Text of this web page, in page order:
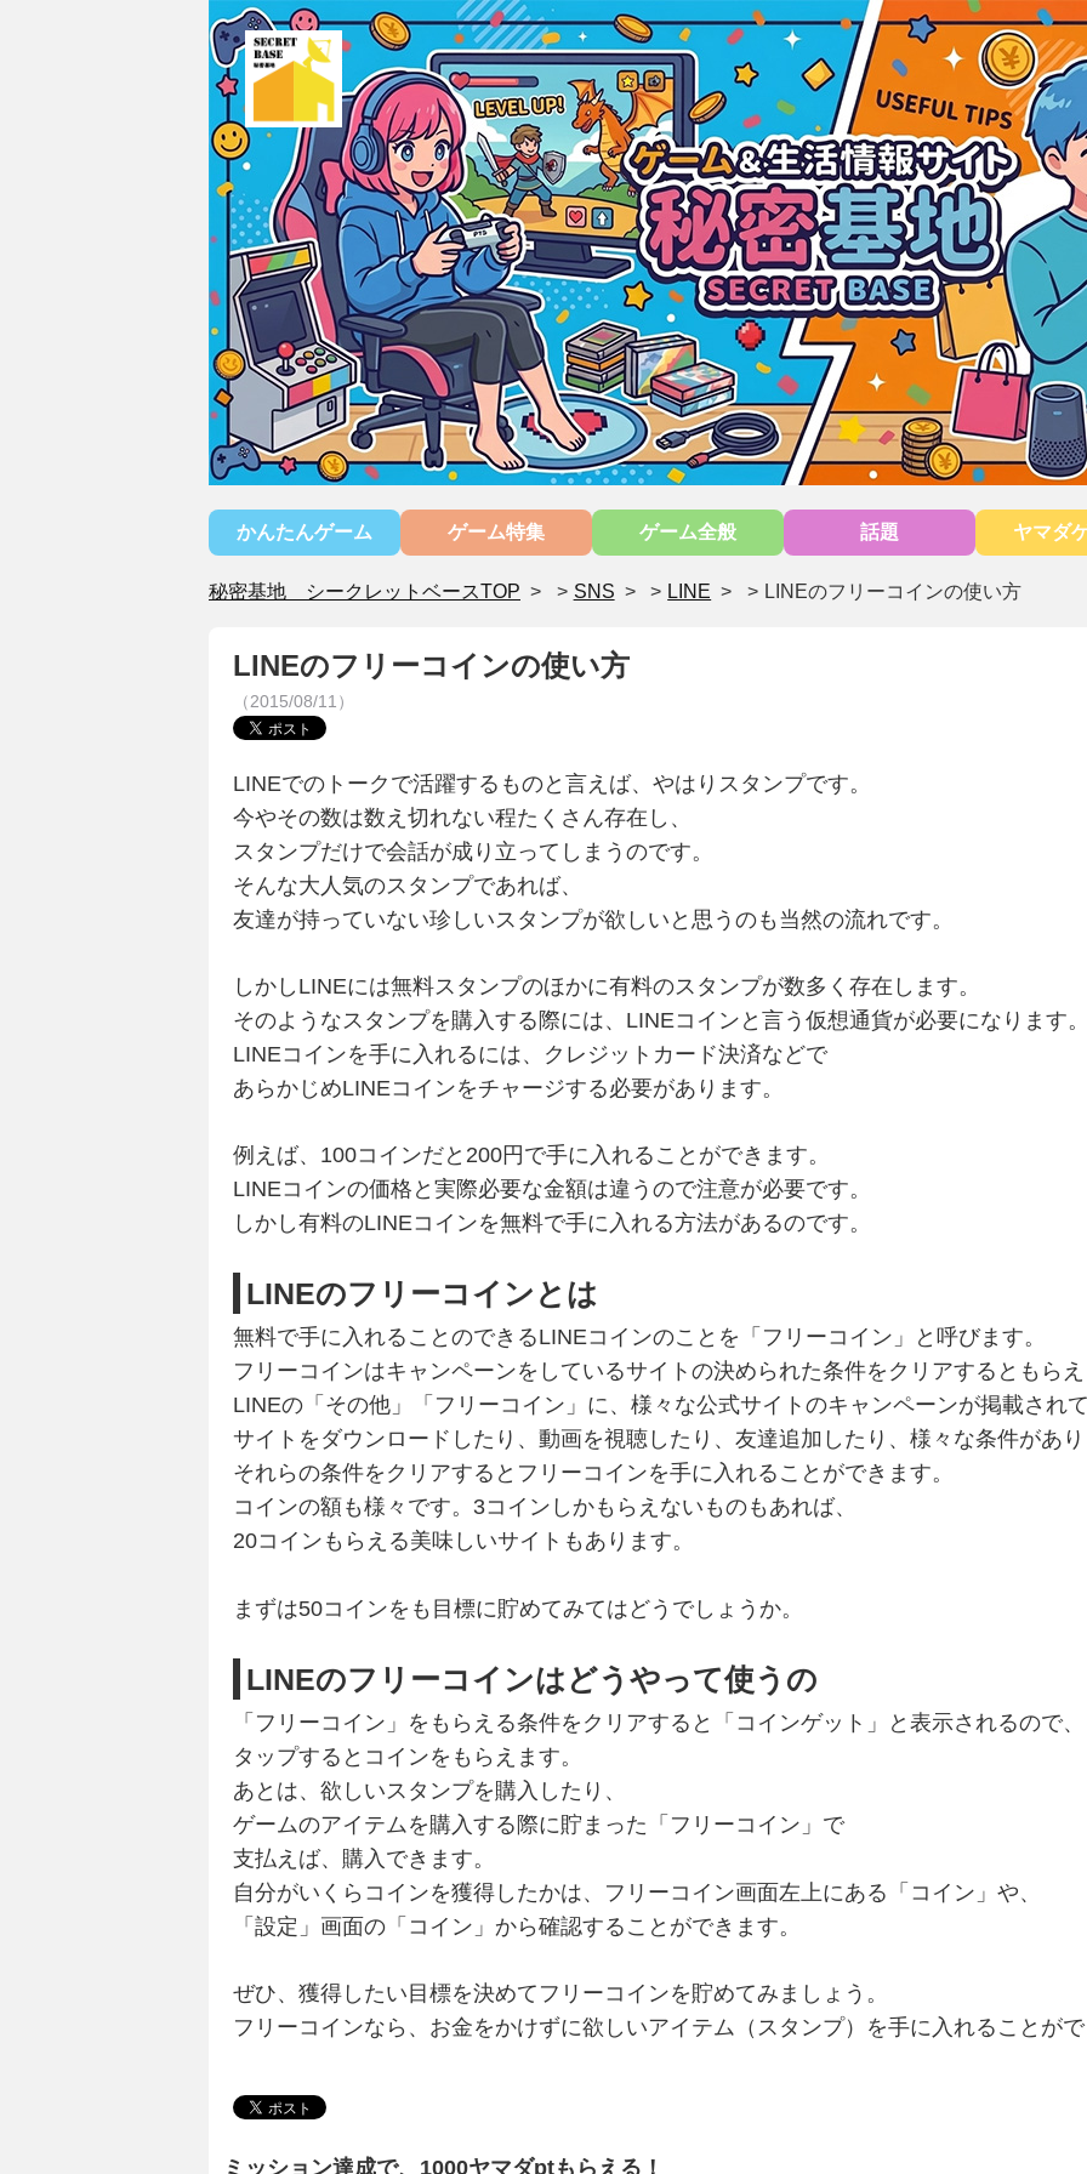
かんたんゲーム ゲーム特集 ゲーム全般 話題 ヤマダ
秘密基地 シークレットベースTOP > SNS > LINE > LINEのフリーコインの使い方
LINEのフリーコインの使い方
（2015/08/11）
LINEでのトークで活躍するものと言えば、やはりスタンプです。
今やその数は数え切れない程たくさん存在し、
スタンプだけで会話が成り立ってしまうのです。
そんな大人気のスタンプであれば、
友達が持っていない珍しいスタンプが欲しいと思うのも当然の流れです。
しかしLINEには無料スタンプのほかに有料のスタンプが数多く存在します。
そのようなスタンプを購入する際には、LINEコインと言う仮想通貨が必要になります
LINEコインを手に入れるには、クレジットカード決済などで
あらかじめLINEコインをチャージする必要があります。
例えば、100コインだと200円で手に入れることができます。
LINEコインの価格と実際必要な金額は違うので注意が必要です。
しかし有料のLINEコインを無料で手に入れる方法があるのです。
LINEのフリーコインとは
無料で手に入れることのできるLINEコインのことを「フリーコイン」と呼びます。
フリーコインはキャンペーンをしているサイトの決められた条件をクリアするともら
LINEの「その他」「フリーコイン」に、様々な公式サイトのキャンペーンが掲載され
サイトをダウンロードしたり、動画を視聴したり、友達追加したり、様々な条件があ
それらの条件をクリアするとフリーコインを手に入れることができます。
コインの額も様々です。3コインしかもらえないものもあれば、
20コインもらえる美味しいサイトもあります。
まずは50コインをも目標に貯めてみてはどうでしょうか。
LINEのフリーコインはどうやって使うの
「フリーコイン」をもらえる条件をクリアすると「コインゲット」と表示されるので、
タップするとコインをもらえます。
あとは、欲しいスタンプを購入したり、
ゲームのアイテムを購入する際に貯まった「フリーコイン」で
支払えば、購入できます。
自分がいくらコインを獲得したかは、フリーコイン画面左上にある「コイン」や、
「設定」画面の「コイン」から確認することができます。
ぜひ、獲得したい目標を決めてフリーコインを貯めてみましょう。
フリーコインなら、お金をかけずに欲しいアイテム（スタンプ）を手に入れることが
ミッション達成で、1000ヤマダptもらえる！